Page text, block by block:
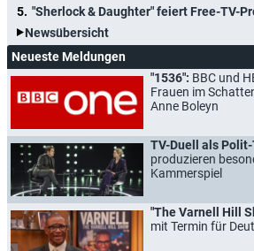
"Sherlock & Daughter" feiert Free-TV-
Newsübersicht
Neueste Meldungen
"1536": BBC und
Frauen im
Anne Boleyn
TV-Duell als
produzieren
Kammerspiel
"The Varnell Hill
mit Termin für